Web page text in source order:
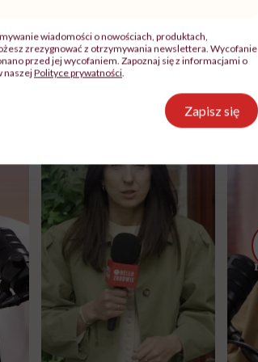
wiadomości o nowościach, produktach,
zrezygnować z otrzymywania newslettera. Wycofanie
przed jej wycofaniem. Zapoznaj się z informacjami o
naszejPolityce prywatności.
Zapisz się